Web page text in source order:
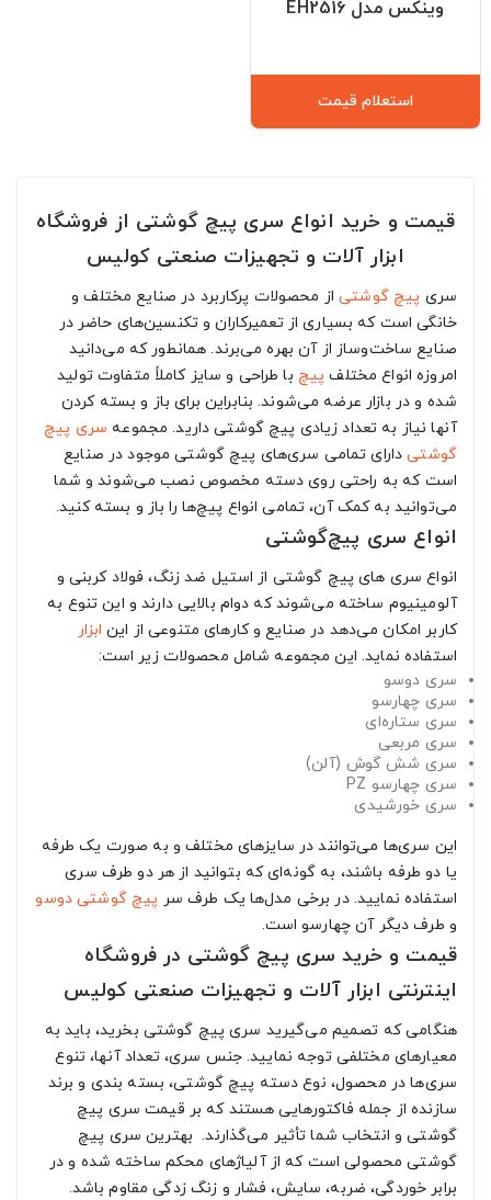
وینکس مدل EH2516
استعلام قیمت
قیمت و خرید انواع سری پیچ گوشتی از فروشگاه
ابزار آلات و تجهیزات صنعتی کولیس
سری پیچ گوشتیاز محصولات پرکاربرد در صنایع مختلف و
خانگی است که بسیاری از تعمیرکاران و تکنسین‌های حاضر در
صنایع ساخت‌وساز از آن بهره می‌برند. همانطور که می‌دانید
امروزه انواع مختلف پیچ با طراحی و سایز کاملاً متفاوت تولید
شده و در بازار عرضه می‌شوند. بنابراین برای باز و بسته کردن
آنها نیاز به تعداد زیادی پیچ گوشتی دارید. مجموعه سری پیچ
گوشتیدارای تمامی سری‌های پیچ گوشتی موجود در صنایع
است که به راحتی روی دسته مخصوص نصب می‌شوند و شما
می‌توانید به کمک آن، تمامی انواع پیچ‌ها را باز و بسته کنید.
انواع سری پیچ‌گوشتی
انواع سری های پیچ گوشتی از استیل ضد زنگ، فولاد کربنی و
آلومینیوم ساخته می‌شوند که دوام بالایی دارند و این تنوع به
کاربر امکان می‌دهد در صنایع و کارهای متنوعی از این ابزار
استفاده نماید. این مجموعه شامل محصولات زیر است:
سری دوسو
سری چهارسو
سری ستاره‌ای
سری مربعی
سری شش گوش (آلن)
سری چهارسو PZ
سری خورشیدی
این سری‌ها می‌توانند در سایزهای مختلف و به صورت یک طرفه
یا دو طرفه باشند، به گونه‌ای که بتوانید از هر دو طرف سری
استفاده نمایید. در برخی مدل‌ها یک طرف سر پیچ گوشتی دوسو
و طرف دیگر آن چهارسو است.
قیمت و خرید سری پیچ گوشتی در فروشگاه
اینترنتی ابزار آلات و تجهیزات صنعتی کولیس
هنگامی که تصمیم می‌گیرید سری پیچ گوشتی بخرید، باید به
معیارهای مختلفی توجه نمایید. جنس سری، تعداد آنها، تنوع
سری‌ها در محصول، نوع دسته پیچ گوشتی، بسته بندی و برند
سازنده از جمله فاکتورهایی هستند که بر قیمت سری پیچ
گوشتی و انتخاب شما تأثیر می‌گذارند. بهترین سری پیچ
گوشتی محصولی است که از آلیاژهای محکم ساخته شده و در
برابر خوردگی، ضربه، سایش، فشار و زنگ زدگی مقاوم باشد.